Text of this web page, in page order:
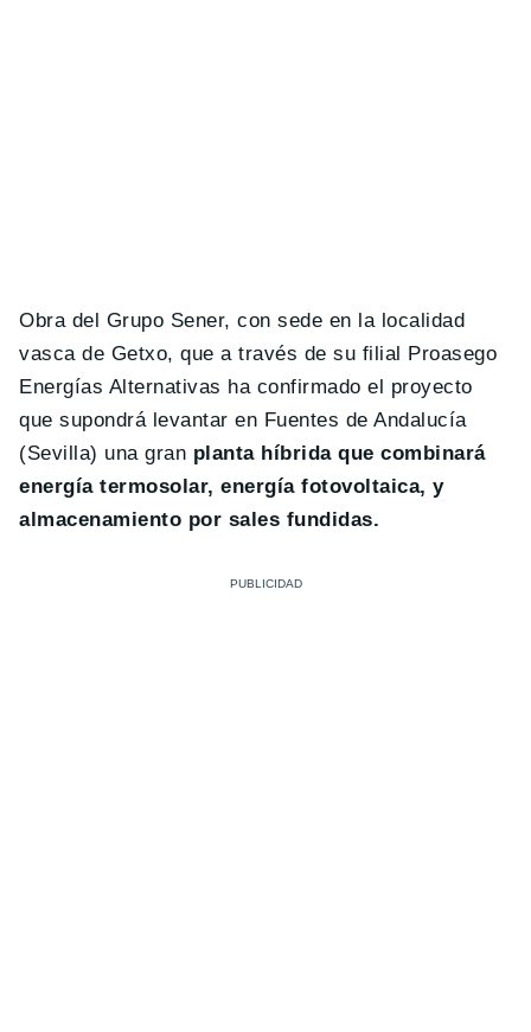
Obra del Grupo Sener, con sede en la localidad
vasca de Getxo, que a través de su filial Proasego
Energías Alternativas ha confirmado el proyecto
que supondrá levantar en Fuentes de Andalucía
(Sevilla) una gran planta híbrida que combinará
energía termosolar, energía fotovoltaica, y
almacenamiento por sales fundidas.